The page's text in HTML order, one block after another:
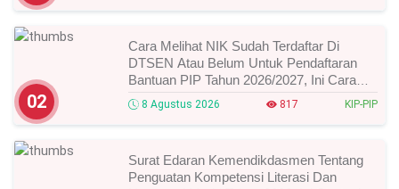
02
Cara Melihat NIK Sudah Terdaftar Di
DTSEN Atau Belum Untuk Pendaftaran
Bantuan PIP Tahun 2026/2027, Ini Cara
Cek Dan Syarat Perubahan Desil!
8 Agustus 2026 817 KIP-PIP
Surat Edaran Kemendikdasmen Tentang
Penguatan Kompetensi Literasi Dan